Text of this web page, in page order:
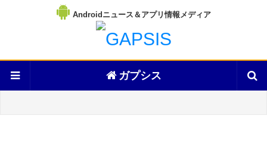
Androidニュース＆アプリ情報メディア
ガプシス